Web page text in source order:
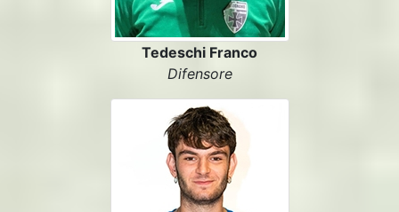
Tedeschi Franco
Difensore